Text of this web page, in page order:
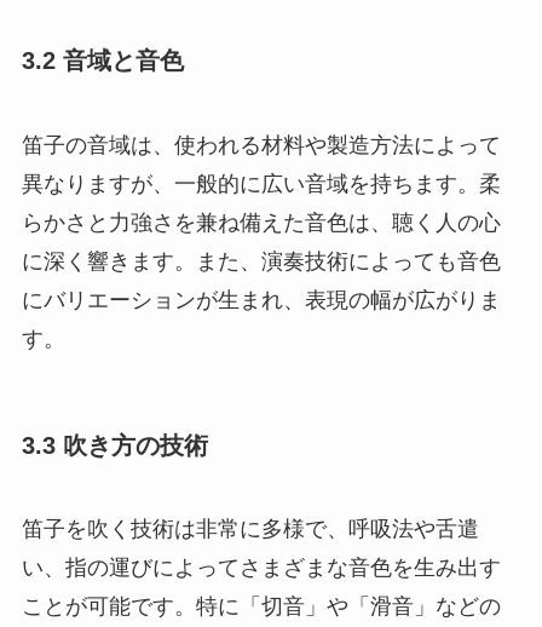
3.2 音域と音色
笛子の音域は、使われる材料や製造方法によって
異なりますが、一般的に広い音域を持ちます。柔
らかさと力強さを兼ね備えた音色は、聴く人の心
に深く響きます。また、演奏技術によっても音色
にバリエーションが生まれ、表現の幅が広がりま
す。
3.3 吹き方の技術
笛子を吹く技術は非常に多様で、呼吸法や舌遣
い、指の運びによってさまざまな音色を生み出す
ことが可能です。特に「切音」や「滑音」などの